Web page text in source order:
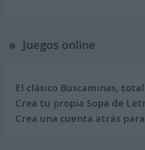
Juegos online
El clásico Buscaminas,
Crea tu propia Sopa de
Crea una cuenta atrás